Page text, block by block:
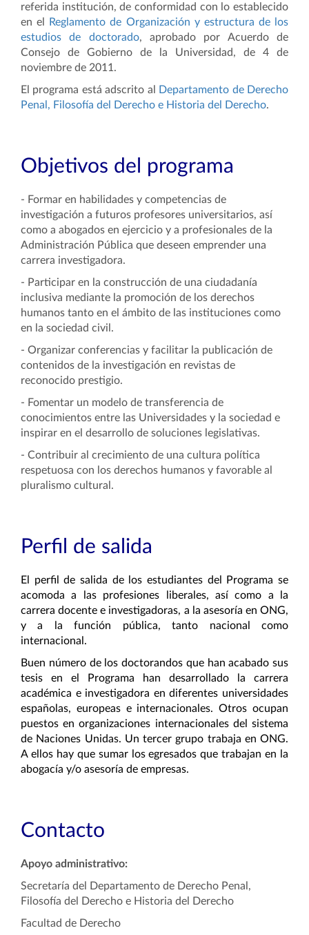
referida institución, de conformidad con lo establecido
en el
Reglamento de Organización y estructura de los
estudios de doctorado, aprobado por Acuerdo de
Consejo de Gobierno de la Universidad, de 4 de
noviembre de 2011.
El programa está adscrito al
Departamento de Derecho
Penal, Filosofía del Derecho e Historia del Derecho.
Objetivos del programa
- Formar en habilidades y competencias de
investigación a futuros profesores universitarios, así
como a abogados en ejercicio y a profesionales de la
Administración Pública que deseen emprender una
carrera investigadora.
- Participar en la construcción de una ciudadanía
inclusiva mediante la promoción de los derechos
humanos tanto en el ámbito de las instituciones como
en la sociedad civil.
- Organizar conferencias y facilitar la publicación de
contenidos de la investigación en revistas de
reconocido prestigio.
- Fomentar un modelo de transferencia de
conocimientos entre las Universidades y la sociedad e
inspirar en el desarrollo de soluciones legislativas.
- Contribuir al crecimiento de una cultura política
respetuosa con los derechos humanos y favorable al
pluralismo cultural.
Perfil de salida
El perfil de salida de los estudiantes del Programa se
acomoda a las profesiones liberales, así como a la
carrera docente e investigadoras, a la asesoría en ONG,
y a la función pública, tanto nacional como
internacional.
Buen número de los doctorandos que han acabado sus
tesis en el Programa han desarrollado la carrera
académica e investigadora en diferentes universidades
españolas, europeas e internacionales. Otros ocupan
puestos en organizaciones internacionales del sistema
de Naciones Unidas. Un tercer grupo trabaja en ONG.
A ellos hay que sumar los egresados que trabajan en la
abogacía y/o asesoría de empresas.
Contacto
Apoyo administrativo:
Secretaría del Departamento de Derecho Penal,
Filosofía del Derecho e Historia del Derecho
Facultad de Derecho